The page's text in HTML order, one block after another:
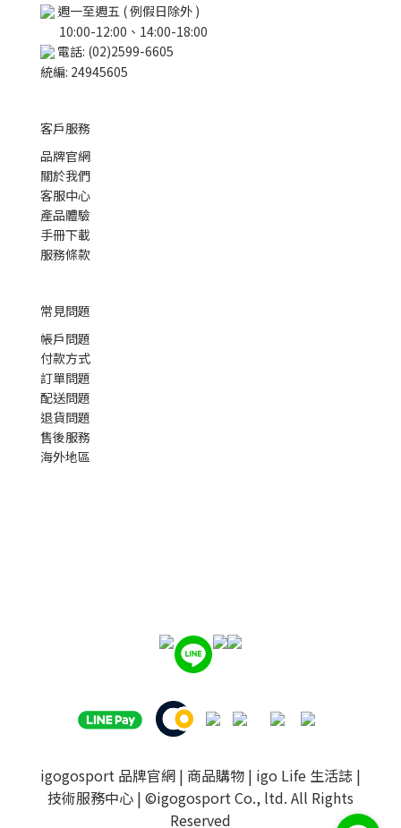
週一至週五 ( 例假日除外 )
10:00-12:00、14:00-18:00
電話: (02)2599-6605
統編: 24945605
客戶服務
品牌官網
關於我們
客服中心
產品體驗
手冊下載
服務條款
常見問題
帳戶問題
付款方式
訂單問題
配送問題
退貨問題
售後服務
海外地區
igogosport 品牌官網 | 商品購物 | igo Life 生活誌 |
技術服務中心 | ©igogosport Co., ltd. All Rights
Reserved